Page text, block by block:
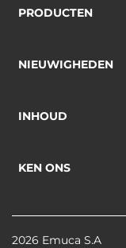
PRODUCTEN
NIEUWIGHEDEN
INHOUD
KEN ONS
2026 Emuca S.A